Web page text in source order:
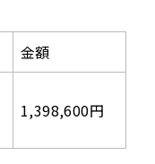
金額
1,398,600円